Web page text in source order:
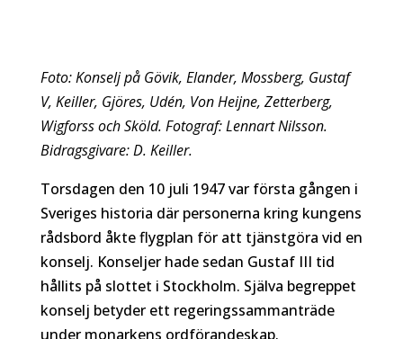
Foto: Konselj på Gövik, Elander, Mossberg, Gustaf
V, Keiller, Gjöres, Udén, Von Heijne, Zetterberg,
Wigforss och Sköld. Fotograf: Lennart Nilsson.
Bidragsgivare: D. Keiller.
Torsdagen den 10 juli 1947 var första gången i
Sveriges historia där personerna kring kungens
rådsbord åkte flygplan för att tjänstgöra vid en
konselj. Konseljer hade sedan Gustaf III tid
hållits på slottet i Stockholm. Själva begreppet
konselj betyder ett regeringssammanträde
under monarkens ordförandeskap.